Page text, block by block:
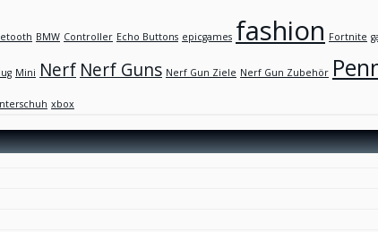
BMW Controller Echo Buttons epicgames fashion Fortnite
Mini Nerf Nerf Guns Nerf Gun Ziele Nerf Gun Zubehör
xbox